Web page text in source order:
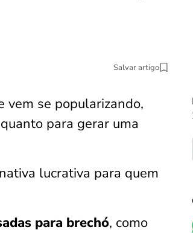
Salvar artigo
vem se popularizando,
para gerar uma
lucrativa para quem
para brechó​, como